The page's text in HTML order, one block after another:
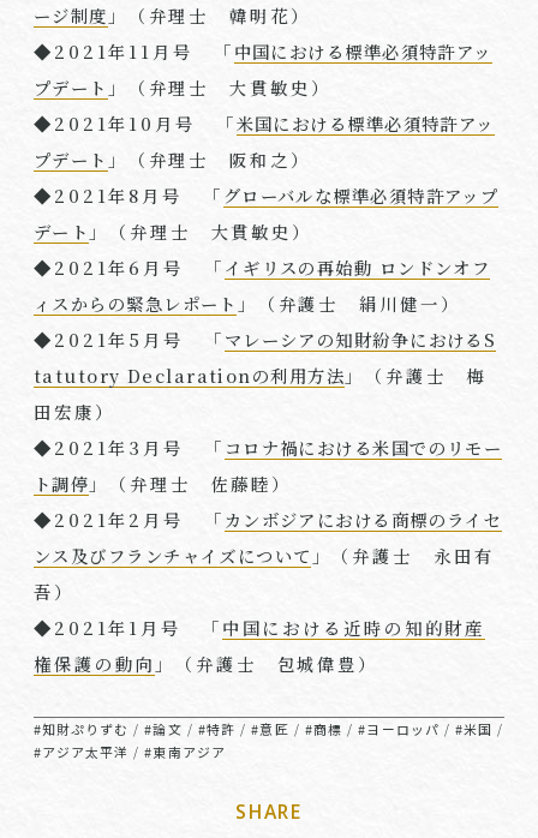
ージ制度 」（弁理⼠ 韓明花）
◆2021年11 月号 「中国における標準必須特許アッ
プデート 」（弁理⼠ 大貫敏史）
◆2021年10 月号 「米国における標準必須特許アッ
プデート 」（弁理⼠ 阪和之）
◆2021年8 月号 「 グローバルな標準必須特許アップ
デート 」（弁理⼠ 大貫敏史）
◆2021年6 月号 「イギリスの再始動 ロンドンオフ
ィスからの緊急レポート 」（弁護士 絹川健一）
◆2021年5 月号 「マレーシアの知財紛争におけるS
tatutory Declarationの利用方法 」（弁護士 梅
田宏康）
◆2021年3 月号 「 コロナ禍における米国でのリモー
ト調停 」（弁理⼠ 佐藤睦）
◆2021年2 月号 「 カンボジアにおける商標のライセ
ンス及びフランチャイズについて 」（弁護士 永田有
吾）
◆2021年1 月号 「中国における近時の知的財産
権保護の動向 」（弁護士 包城偉豊）
#知財ぷりずむ /#論文 / #特許 /#意匠 / #商標 /#ヨーロッパ /#米国 /
#アジア太平洋 /#東南アジア
SHARE